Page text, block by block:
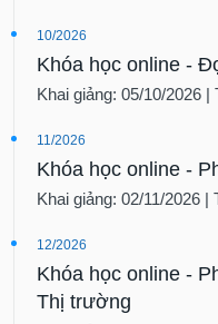
10/2026
Khóa học online -
Khai giảng: 05/10/2026
11/2026
Khóa học online -
Khai giảng: 02/11/2026 |
12/2026
Khóa học online -
Thị trường